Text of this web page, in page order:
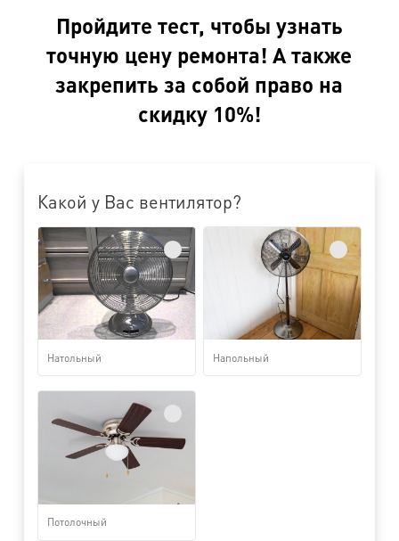
Пройдите тест, чтобы узнать
точную цену ремонта! А также
закрепить за собой право на
скидку 10%!
Какой у Вас вентилятор?
Натольный Напольный
Потолочный